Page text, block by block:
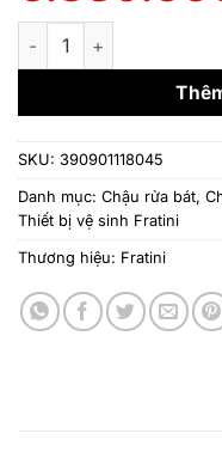
Chậu Rửa Bát Fratini
SKU: 390901118045
Danh mục: Chậu rửa bát,
Thiết bị vệ sinh Fratini
Thương hiệu: Fratini